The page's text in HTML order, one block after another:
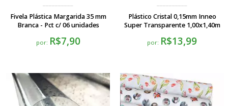
Fivela Plástica Margarida 35 mm
Branca - Pct c/ 06 unidades
por: R$7,90
Plástico Cristal 0,15mm Inneo
Super Transparente 1,00x1,40m
por: R$13,99